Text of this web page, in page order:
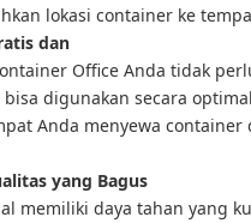
lokasi container ke
dan
Office Anda tidak
digunakan secara
Anda menyewa
yang Bagus
memiliki daya tahan yang